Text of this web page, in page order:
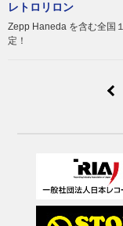
レトロリロン
Zepp Haneda を含む全国
定！